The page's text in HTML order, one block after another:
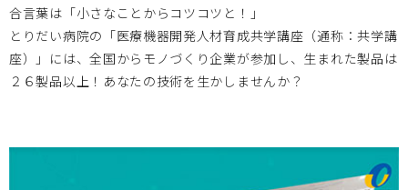
2024/10/18 第78回国立病院機構総合医学会 特別企画「進
化していく病院のための開拓と連携」 ～次世代医療システ
ム産業化フォーラム2024 特別例会～のお知らせ
京都大学・大分大学・岡山大学・鳥取大学・北海道大学・神
合言葉は「小さなことからコツコツと！」
とりだい病院の「医療機器開発人材育成共学講座（通称：共学講
座）」には、全国からモノづくり企業が参加し、生まれた製品は
２６製品以上！あなたの技術を生かしませんか？